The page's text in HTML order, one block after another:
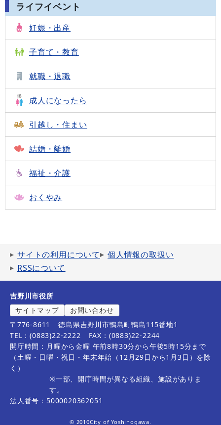
ライフイベント
妊娠・出産
子育て・教育
就職・退職
成人になったら
引越し・住まい
結婚・離婚
福祉・介護
おくやみ
サイトの利用について
個人情報の取扱い
RSSについて
吉野川市役所
サイトマップ
お問い合わせ
〒776-8611
徳島県吉野川市鴨島町鴨島115番地1
TEL：(0883)22-2222
FAX：(0883)22-2244
開庁時間：月曜から金曜 午前8時30分から午後5時15分まで
（土曜・日曜・祝日・年末年始（12月29日から1月3日）を除
く）
※一部、開庁時間が異なる組織、施設がありま
す。
法人番号：5000020362051
© 2010City of Yoshinogawa.